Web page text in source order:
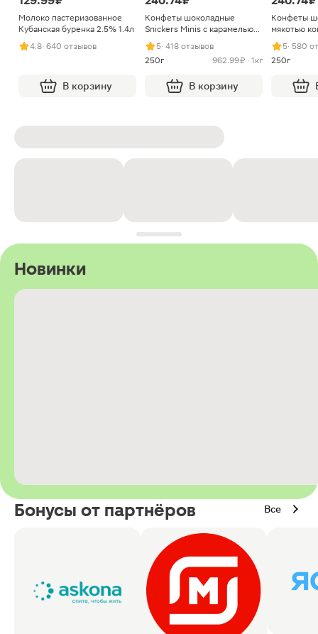
Молоко пастеризованное
Кубанская буренка 2.5% 1.4л
4.8· 640 отзывов
В корзину
Конфеты шоколадные
Snickers Minis с карамелью
арахисом и нугой
5· 418 отзывов
250г
962.99 ₽ · 1кг
В корзину
Конфеты
мякотью
5· 580
250г
Новинки
Бонусы от партнёров Все